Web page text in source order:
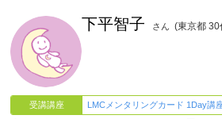
下平智子 さん (東京都 30
受講講座 LMCメンタリングカード 1Day講